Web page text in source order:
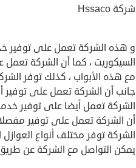
شركة Hssaco
و هذه الشركة تعمل على توفير
السيكوريت ، كما أن الشركة تعمل
مع هذه الأبواب ، كذلك توفر
جانب أن الشركة تعمل على توفير
الشركة تعمل أيضا على توفير
أن الشركة تعمل على توفير
الشركة توفر مختلف أنواع العوازل
يمكن التواصل مع الشركة عن طريق رقم